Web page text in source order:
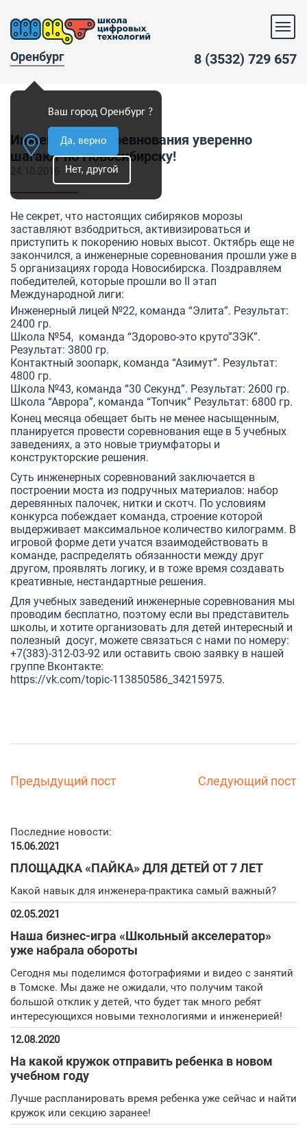
Оренбург
Ваш город Оренбург ?
Да, верно
Нет, другой
8 (3532) 729 657
Инженерные соревнования уверенно
шагают по Новосибирску!
24.10.2016
Не секрет, что настоящих сибиряков морозы
заставляют взбодриться, активизироваться и
приступить к покорению новых высот. Октябрь еще не
закончился, а инженерные соревнования прошли уже в
5 организациях города Новосибирска. Поздравляем
победителей, которые прошли во II этап
Международной лиги:
Инженерный лицей №22, команда “Элита”. Результат:
2400 гр.
Школа №54, команда “Здорово-это круто”ЗЭК”.
Результат: 3800 гр.
Контактный зоопарк, команда “Азимут”. Результат:
4800 гр.
Школа №43, команда “30 Секунд”. Результат: 2600 гр.
Школа “Аврора”, команда “Топчик” Результат: 6800 гр.
Конец месяца обещает быть не менее насыщенным,
планируется провести соревнования еще в 5 учебных
заведениях, а это новые триумфаторы и
конструкторские решения.
Суть инженерных соревнований заключается в
построении моста из подручных материалов: набор
деревянных палочек, нитки и скотч. По условиям
конкурса побеждает команда, строение которой
выдерживает максимальное количество килограмм. В
игровой форме дети учатся взаимодействовать в
команде, распределять обязанности между друг
другом, проявлять логику, и в тоже время создавать
креативные, нестандартные решения.
Для учебных заведений инженерные соревнования мы
проводим бесплатно, поэтому если вы представитель
школы, и хотите организовать для детей интересный и
полезный досуг, можете связаться с нами по номеру:
+7(383)-312-03-92 или оставить свою заявку в нашей
группе Вконтакте:
https://vk.com/topic-113850586_34215975.
Предыдущий пост Следующий пост
Последние новости:
15.06.2021
ПЛОЩАДКА «ПАЙКА» ДЛЯ ДЕТЕЙ ОТ 7 ЛЕТ
Какой навык для инженера-практика самый важный?
02.05.2021
Наша бизнес-игра «Школьный акселератор»
уже набрала обороты
Сегодня мы поделимся фотографиями и видео с занятий
в Томске. Мы даже не ожидали, что получим такой
большой отклик у детей, что будет так много ребят
интересующихся новыми технологиями и инженерией!
12.08.2020
На какой кружок отправить ребенка в новом
учебном году
Лучше распланировать время ребенка уже сейчас и найти
кружок или секцию заранее!